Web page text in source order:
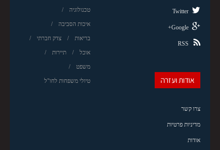
טכנולוגיה
איכות הסביבה
בריאות צדק חברתי
אוכל תיירות
משפט
טיולי משפחות לחו"ל
Twitter
Google+
RSS
אודות ועזרה
צרו קשר
מדיניות פרטיות
אודות